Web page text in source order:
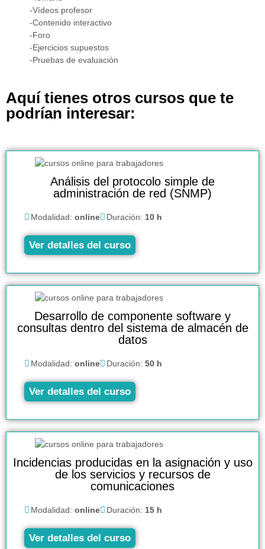
-Vídeos profesor
-Contenido interactivo
-Foro
-Ejercicios supuestos
-Pruebas de evaluación
Aquí tienes otros cursos que te
podrían interesar:
Análisis del protocolo simple de
administración de red (SNMP)
Modalidad: online Duración: 10 h
Ver detalles del curso
Desarrollo de componente software y
consultas dentro del sistema de almacén de
datos
Modalidad: online Duración: 50 h
Ver detalles del curso
Incidencias producidas en la asignación y uso
de los servicios y recursos de
comunicaciones
Modalidad: online Duración: 15 h
Ver detalles del curso